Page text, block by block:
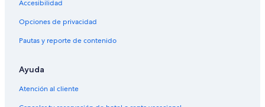
Hoteles en la naturaleza en Aurora
Hoteles que aceptan mascotas en Aurora
Hoteles de La Quinta Inn & Suites en Aurora
Accesibilidad
Opciones de privacidad
Pautas y reporte de contenido
Ayuda
Atención al cliente